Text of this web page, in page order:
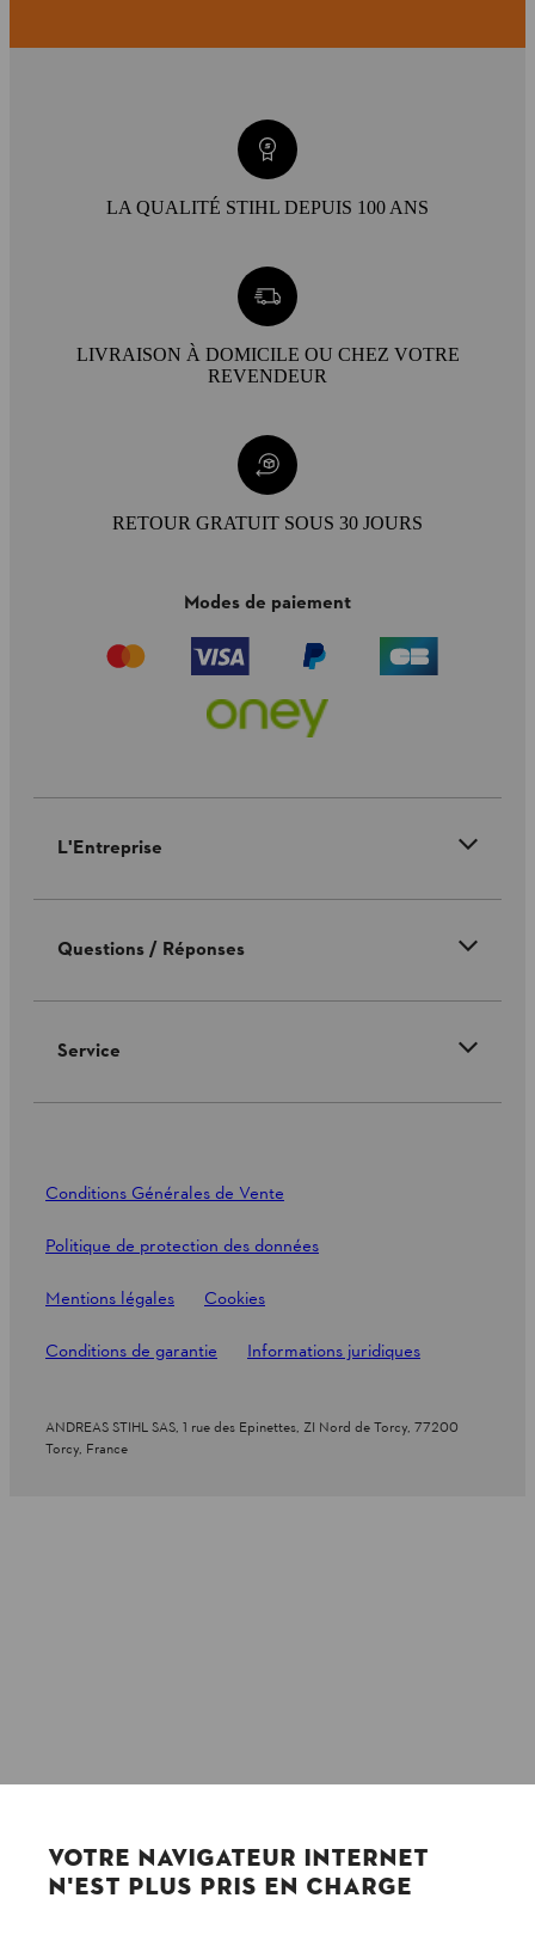
LA QUALITÉ STIHL DEPUIS 100 ANS
LIVRAISON À DOMICILE OU CHEZ VOTRE
REVENDEUR
RETOUR GRATUIT SOUS 30 JOURS
Modes de paiement
L'Entreprise
Questions / Réponses
Service
Conditions Générales de Vente
Politique de protection des données
Mentions légales Cookies
Conditions de garantie Informations juridiques
ANDREAS STIHL SAS, 1 rue des Epinettes, ZI Nord de Torcy, 77200
Torcy, France
VOTRE NAVIGATEUR INTERNET
N'EST PLUS PRIS EN CHARGE